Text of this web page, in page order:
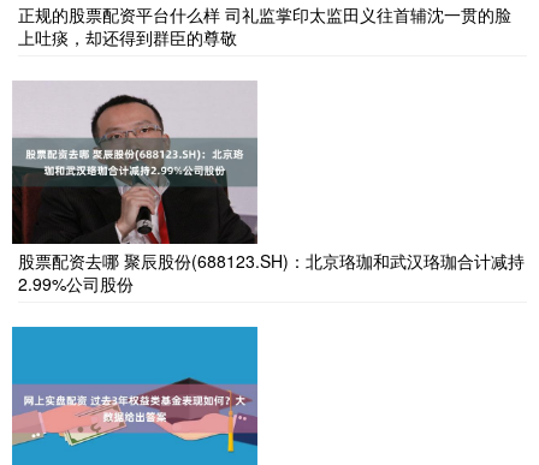
正规的股票配资平台什么样 司礼监掌印太监田义往首辅沈一贯的脸
上吐痰，却还得到群臣的尊敬
股票配资去哪 聚辰股份(688123.SH)：北京珞珈和武汉珞珈合计减持
2.99%公司股份